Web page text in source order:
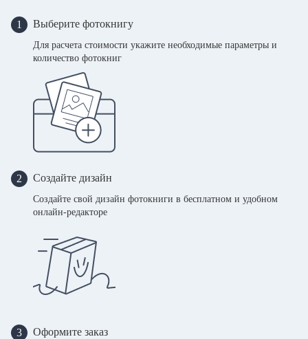
1 Выберите фотокнигу
Для расчета стоимости укажите необходимые параметры и
количество фотокниг
2 Создайте дизайн
Создайте свой дизайн фотокниги в бесплатном и удобном
онлайн-редакторе
3 Оформите заказ